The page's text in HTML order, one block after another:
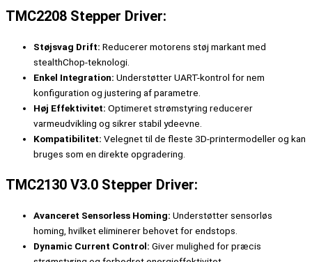
TMC2208 Stepper Driver:
Støjsvag Drift: Reducerer motorens støj markant med
stealthChop-teknologi.
Enkel Integration: Understøtter UART-kontrol for nem
konfiguration og justering af parametre.
Høj Effektivitet: Optimeret strømstyring reducerer
varmeudvikling og sikrer stabil ydeevne.
Kompatibilitet: Velegnet til de fleste 3D-printermodeller og kan
bruges som en direkte opgradering.
TMC2130 V3.0 Stepper Driver:
Avanceret Sensorless Homing: Understøtter sensorløs
homing, hvilket eliminerer behovet for endstops.
Dynamic Current Control: Giver mulighed for præcis